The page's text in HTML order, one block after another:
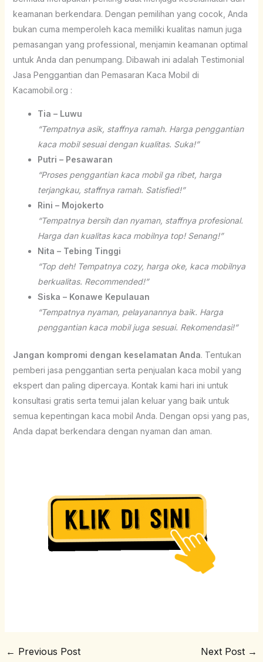
keamanan berkendara. Dengan pemilihan yang cocok, Anda
bukan cuma memperoleh kaca memiliki kualitas namun juga
pemasangan yang professional, menjamin keamanan optimal
untuk Anda dan penumpang. Dibawah ini adalah Testimonial
Jasa Penggantian dan Pemasaran Kaca Mobil di
Kacamobil.org :
Tia – Luwu
“Tempatnya asik, staffnya ramah. Harga penggantian
kaca mobil sesuai dengan kualitas. Suka!”
Putri – Pesawaran
“Proses penggantian kaca mobil ga ribet, harga
terjangkau, staffnya ramah. Satisfied!”
Rini – Mojokerto
“Tempatnya bersih dan nyaman, staffnya profesional.
Harga dan kualitas kaca mobilnya top! Senang!”
Nita – Tebing Tinggi
“Top deh! Tempatnya cozy, harga oke, kaca mobilnya
berkualitas. Recommended!”
Siska – Konawe Kepulauan
“Tempatnya nyaman, pelayanannya baik. Harga
penggantian kaca mobil juga sesuai. Rekomendasi!”
Jangan kompromi dengan keselamatan Anda. Tentukan
pemberi jasa penggantian serta penjualan kaca mobil yang
ekspert dan paling dipercaya. Kontak kami hari ini untuk
konsultasi gratis serta temui jalan keluar yang baik untuk
semua kepentingan kaca mobil Anda. Dengan opsi yang pas,
Anda dapat berkendara dengan nyaman dan aman.
← Previous Post Next Post →